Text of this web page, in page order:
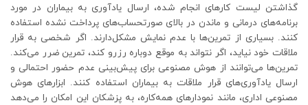
گذاشتن لیست کارهای انجام شده، ارسال یادآوری به بیماران در مورد
برنامه‌های درمانی و ماندن در بالای صورتحساب‌های پرداخت نشده استفاده
کنند. بسیاری از تمرین‌ها با عدم نمایش مشکل‌دارند. اگر شخصی به قرار
ملاقات خود نیاید، اگر نتواند به موقع دوباره رزرو کند، تمرین ضرر می‌کند.
تمرین‌ها می‌توانند از هوش مصنوعی برای پیش‌بینی عدم حضور احتمالی و
ارسال یادآوری‌های قرار ملاقات به بیماران استفاده کنند. ابزارهای هوش
مصنوعی اداری، مانند نمودارهای همه‌کاره، به پزشکان این امکان را می‌دهد